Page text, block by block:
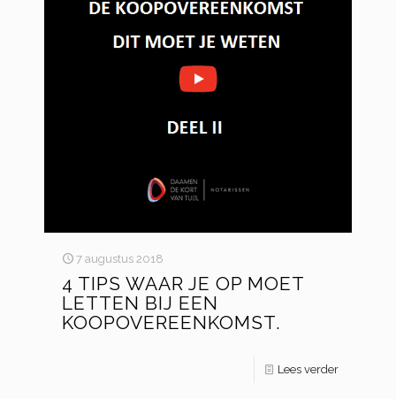
7 augustus 2018
4 TIPS WAAR JE OP MOET
LETTEN BIJ EEN
KOOPOVEREENKOMST.
Lees verder